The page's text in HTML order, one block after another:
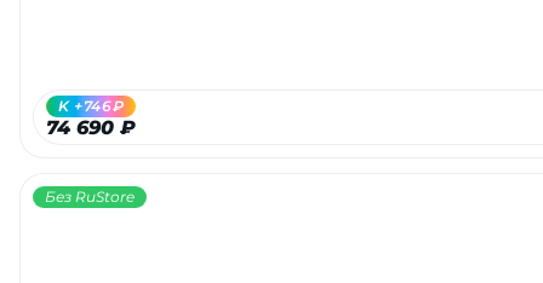
74 690 ₽
K +746₽
Без RuStore